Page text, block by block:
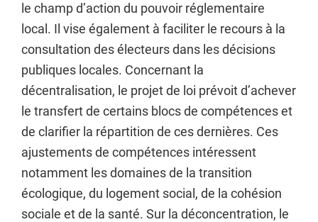
le champ d’action du pouvoir réglementaire
local. Il vise également à faciliter le recours à la
consultation des électeurs dans les décisions
publiques locales. Concernant la
décentralisation, le projet de loi prévoit d’achever
le transfert de certains blocs de compétences et
de clarifier la répartition de ces dernières. Ces
ajustements de compétences intéressent
notamment les domaines de la transition
écologique, du logement social, de la cohésion
sociale et de la santé. Sur la déconcentration, le